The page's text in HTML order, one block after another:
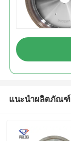
แนะนำผลิตภัณฑ์